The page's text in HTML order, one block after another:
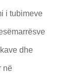
i tubimeve
dhe
në